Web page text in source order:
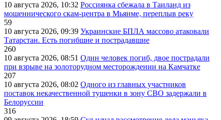
10 августа 2026, 10:32 Россиянка сбежала в Таиланд из
мошеннического скам-центра в Мьянме, переплыв реку
59
10 августа 2026, 09:39 Украинские БПЛА массово атаковали
Татарстан. Есть погибшие и пострадавшие
260
10 августа 2026, 08:51 Один человек погиб, двое пострадали
при взрыве на золоторудном месторождении на Камчатке
207
10 августа 2026, 08:02 Одного из главных участников
поставок некачественной тушенки в зону СВО задержали в
Белоруссии
316